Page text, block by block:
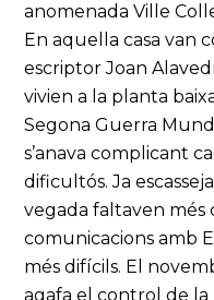
anomenada Ville
En aquella casa van
escriptor Joan
vivien a la planta
Segona Guerra
s’anava complicant
dificultós. Ja
vegada faltaven més
comunicacions amb
més difícils. El
agafa el control de la